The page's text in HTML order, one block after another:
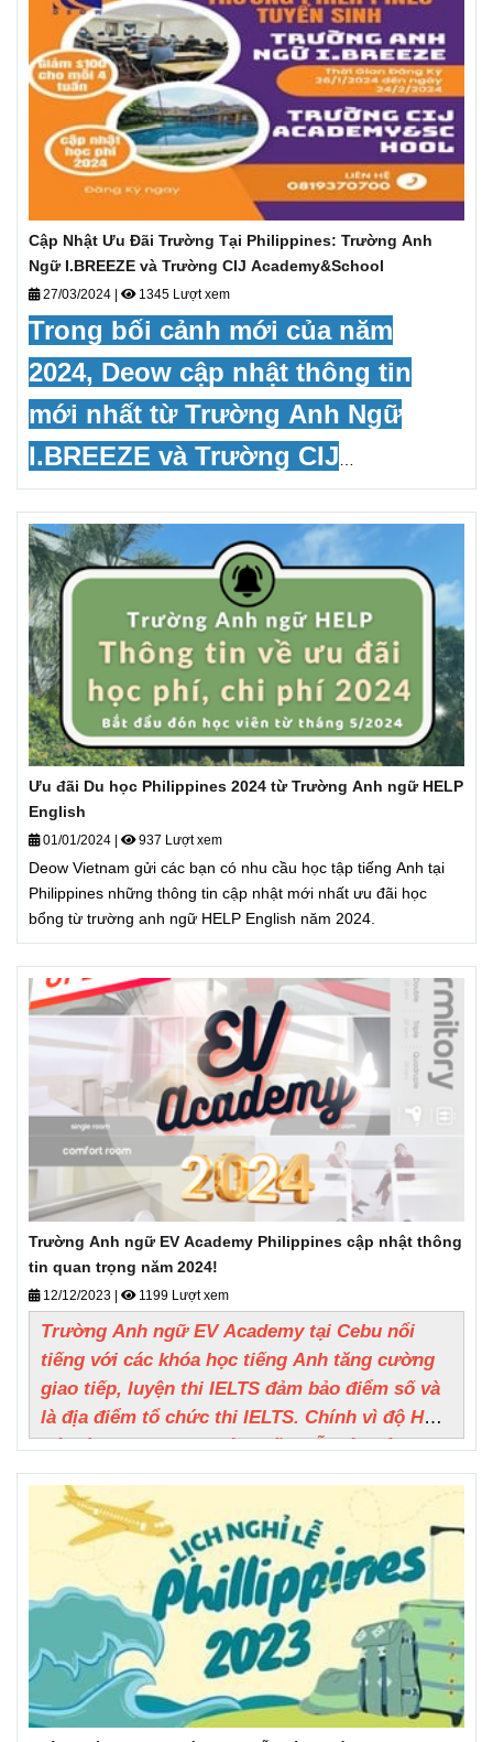
Cập Nhật Ưu Đãi Trường Tại Philippines: Trường Anh
Ngữ I.BREEZE và Trường CIJ Academy&School
27/03/2024 1345 Lượt xem
Trong bối cảnh mới của năm
2024, Deow cập nhật thông tin
mới nhất từ Trường Anh Ngữ
I.BREEZE và Trường CIJ
Academy&School tại Philippines
về chương trình học và ưu đãi
đặc biệt dành cho học viên quốc
tế.
Ưu đãi Du học Philippines 2024 từ Trường Anh ngữ HELP
English
01/01/2024 937 Lượt xem
Deow Vietnam gửi các bạn có nhu cầu học tập tiếng Anh tại
Philippines những thông tin cập nhật mới nhất ưu đãi học
bổng từ trường anh ngữ HELP English năm 2024.
Trường Anh ngữ EV Academy Philippines cập nhật thông
tin quan trọng năm 2024!
12/12/2023 | 1199 Lượt xem
Trường Anh ngữ EV Academy tại Cebu nổi
tiếng với các khóa học tiếng Anh tăng cường
giao tiếp, luyện thi IELTS đảm bảo điểm số và
là địa điểm tổ chức thi IELTS. Chính vì độ HOT
đó mà EV Academy sớm hết chỗ, liên hệ ngay
Du học DEOW Vietnam để giữ chỗ sớm với
mức giá ưu đãi!